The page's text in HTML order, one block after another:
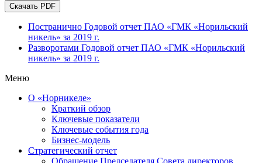
Скачать PDF
Постранично Годовой отчет ПАО «ГМК «Норильский
никель» за 2019 г.
Разворотами Годовой отчет ПАО «ГМК «Норильский
никель» за 2019 г.
Меню
О «Норникеле»
Краткий обзор
Ключевые показатели
Ключевые события года
Бизнес-модель
Стратегический отчет
Обращение Председателя Совета директоров